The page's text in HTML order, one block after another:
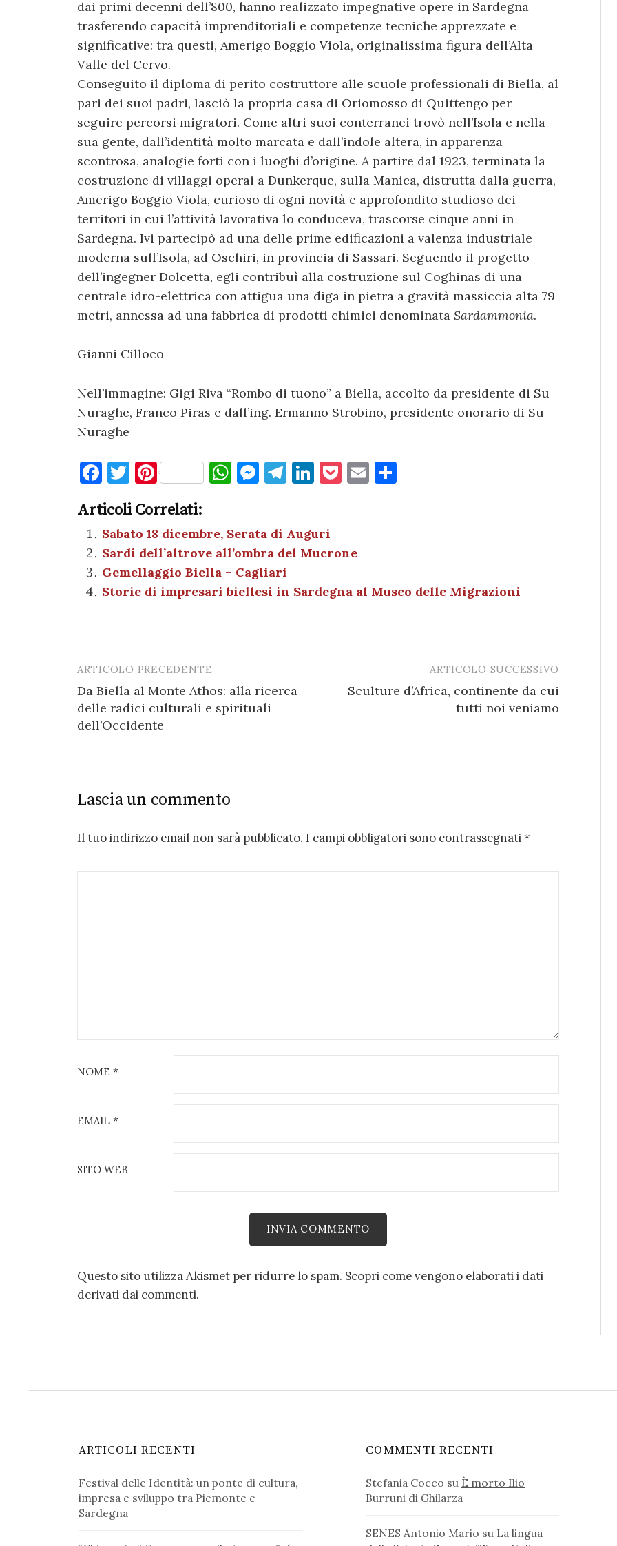
dai primi decenni dell’800, hanno realizzato impegnative opere in Sardegna
trasferendo capacità imprenditoriali e competenze tecniche apprezzate e
significative: tra questi, Amerigo Boggio Viola, originalissima figura dell’Alta
Valle del Cervo.
Conseguito il diploma di perito costruttore alle scuole professionali di Biella, al
pari dei suoi padri, lasciò la propria casa di Oriomosso di Quittengo per
seguire percorsi migratori. Come altri suoi conterranei trovò nell’Isola e nella
sua gente, dall’identità molto marcata e dall’indole altera, in apparenza
scontrosa, analogie forti con i luoghi d’origine. A partire dal 1923, terminata la
costruzione di villaggi operai a Dunkerque, sulla Manica, distrutta dalla guerra,
Amerigo Boggio Viola, curioso di ogni novità e approfondito studioso dei
territori in cui l’attività lavorativa lo conduceva, trascorse cinque anni in
Sardegna. Ivi partecipò ad una delle prime edificazioni a valenza industriale
moderna sull’Isola, ad Oschiri, in provincia di Sassari. Seguendo il progetto
dell’ingegner Dolcetta, egli contribuì alla costruzione sul Coghinas di una
centrale idro-elettrica con attigua una diga in pietra a gravità massiccia alta 79
metri, annessa ad una fabbrica di prodotti chimici denominata Sardammonia.
Gianni Cilloco
Nell’immagine: Gigi Riva “Rombo di tuono” a Biella, accolto da presidente di Su
Nuraghe, Franco Piras e dall’ing. Ermanno Strobino, presidente onorario di Su
Nuraghe
F
c
e
b
o
o
T
it
te
r
Pi
er
es
t
W
s
A
p
p
M
n
g
er
T
gr
a
m
Li
e
dI
n
P
et
E
di
Articoli Correlati:
Sabato 18 dicembre, Serata di Auguri
Sardi dell’altrove all’ombra del Mucrone
Gemellaggio Biella – Cagliari
Storie di impresari biellesi in Sardegna al Museo delle Migrazioni
Post
navigation
ARTICOLO PRECEDENTE
Da Biella al Monte Athos: alla ricerca
delle radici culturali e spirituali
dell’Occidente
ARTICOLO SUCCESSIVO
Sculture d’Africa, continente da cui
tutti noi veniamo
Lascia un commento
Il tuo indirizzo email non sarà pubblicato. I campi obbligatori sono contrassegnati*
NOME *
EMAIL *
SITO WEB
Questo sito utilizza Akismet per ridurre lo spam. Scopri come vengono elaborati i dati
derivati dai commenti.
ARTICOLI RECENTI
Festival delle Identità: un ponte di cultura,
impresa e sviluppo tra Piemonte e
Sardegna
COMMENTI RECENTI
Stefania Cocco su È morto Ilio
Burruni di Ghilarza
SENES Antonio Mario su La lingua